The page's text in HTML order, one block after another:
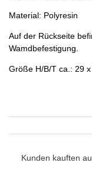
Material: Polyresin
Auf der Rückseite
Wamdbefestigung.
Größe H/B/T ca.: 29
Kunden kauften